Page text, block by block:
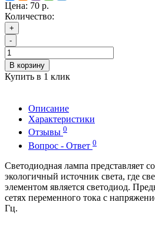
Цена: 70 р.
Количество:
+
-
В корзину
Купить в 1 клик
Описание
Характеристики
Отзывы 0
Вопрос - Ответ 0
Светодиодная лампа представляет
экологичный источник света, где
элементом является светодиод.
сетях переменного тока с
Гц.